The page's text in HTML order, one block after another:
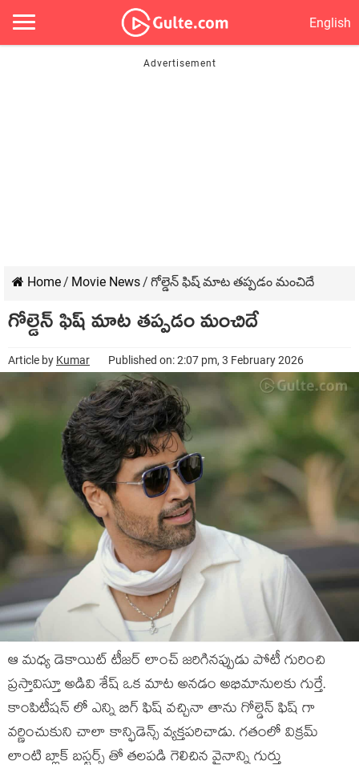
English
Home/ Movie News/ గోల్డెన్ ఫిష్ మాట తప్పడం మంచిదే
గోల్డెన్ ఫిష్ మాట తప్పడం మంచిదే
Article by Kumar Published on: 2:07 pm, 3 February 2026
ఆ మధ్య డెకాయిట్ టీజర్ లాంచ్ జరిగినప్పుడు పోటీ గురించి
ప్రస్తావిస్తూ అడివి శేష్ ఒక మాట అనడం అభిమానులకు గుర్తే.
కాంపిటీషన్ లో ఎన్ని బిగ్ ఫిష్ వచ్చినా తాను గోల్డెన్ ఫిష్ గా
వర్ణించుకుని చాలా కాన్ఫిడెన్స్ వ్యక్తపరిచాడు. గతంలో విక్రమ్
లాంటి బ్లాక్ బస్టర్స్ తో తలపడి గెలిచిన వైనాన్ని గుర్తు